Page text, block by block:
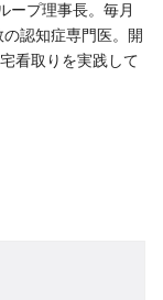
ープ理事長。毎月
認知症専門医。開
看取りを実践して